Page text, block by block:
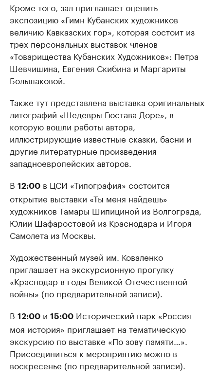
Кроме того, зал приглашает оценить
экспозицию «Гимн Кубанских художников
величию Кавказских гор», которая состоит из
трех персональных выставок членов
«Товарищества Кубанских Художников»: Петра
Шевчишина, Евгения Скибина и Маргариты
Большаковой.
Также тут представлена выставка оригинальных
литографий «Шедевры Гюстава Доре», в
которую вошли работы автора,
иллюстрирующие известные сказки, басни и
другие литературные произведения
западноевропейских авторов.
В 12:00 в ЦСИ «Типография» состоится
открытие выставки «Ты меня найдешь»
художников Тамары Шипициной из Волгограда,
Юлии Шафаростовой из Краснодара и Игоря
Самолета из Москвы.
Художественный музей им. Коваленко
приглашает на экскурсионную прогулку
«Краснодар в годы Великой Отечественной
войны» (по предварительной записи).
В 12:00 и 15:00 Исторический парк «Россия —
моя история» приглашает на тематическую
экскурсию по выставке «По зову памяти…».
Присоединиться к мероприятию можно в
воскресенье (по предварительной записи).